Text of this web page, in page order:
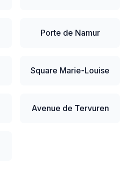
Porte de Namur
Square Marie-Louise
Avenue de Tervuren